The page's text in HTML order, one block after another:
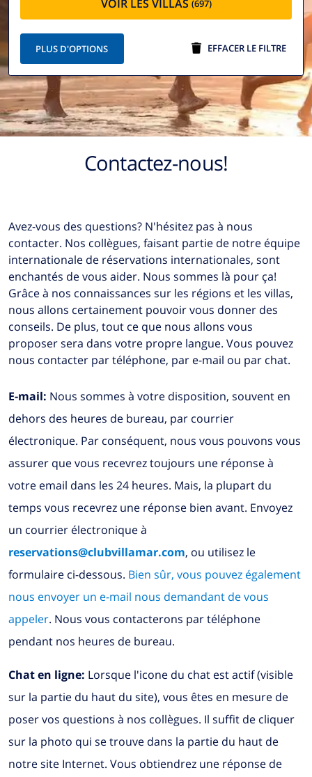
VOIR LES VILLAS (697)
PLUS D'OPTIONS EFFACER LE FILTRE
Contactez-nous!
Avez-vous des questions? N'hésitez pas à nous
contacter. Nos collègues, faisant partie de notre équipe
internationale de réservations internationales, sont
enchantés de vous aider. Nous sommes là pour ça!
Grâce à nos connaissances sur les régions et les villas,
nous allons certainement pouvoir vous donner des
conseils. De plus, tout ce que nous allons vous
proposer sera dans votre propre langue. Vous pouvez
nous contacter par téléphone, par e-mail ou par chat.
E-mail: Nous sommes à votre disposition, souvent en
dehors des heures de bureau, par courrier
électronique. Par conséquent, nous vous pouvons vous
assurer que vous recevrez toujours une réponse à
votre email dans les 24 heures. Mais, la plupart du
temps vous recevrez une réponse bien avant. Envoyez
un courrier électronique à
reservations@clubvillamar.com, ou utilisez le
formulaire ci-dessous. Bien sûr, vous pouvez également
nous envoyer un e-mail nous demandant de vous
appeler. Nous vous contacterons par téléphone
pendant nos heures de bureau.
Chat en ligne: Lorsque l'icone du chat est actif (visible
sur la partie du haut du site), vous êtes en mesure de
poser vos questions à nos collègues. Il suffit de cliquer
sur la photo qui se trouve dans la partie du haut de
notre site Internet. Vous obtiendrez une réponse de